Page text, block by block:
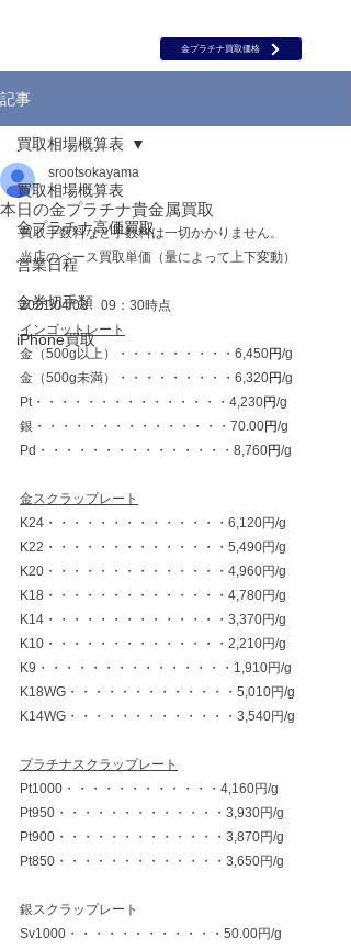
金プラチナ買取価格
記事
買取相場概算表
金プラチナ高価買取
営業日程
金券切手類
iPhone買取
買取相場概算表
本日の金プラチナ貴金属買取
srootsokayama
買取手数料など手数料は一切かかりません。
当店のベース買取単価（量によって上下変動）
2021/04/03　09：30時点
インゴットレート
金（500g以上）・・・・・・・・・6,450円/g
金（500g未満）・・・・・・・・・6,320円/g
Pt・・・・・・・・・・・・・・・4,230円/g
銀・・・・・・・・・・・・・・・70.00円/g
Pd・・・・・・・・・・・・・・・8,760円/g
金スクラップレート
K24・・・・・・・・・・・・・・6,120円/g
K22・・・・・・・・・・・・・・5,490円/g
K20・・・・・・・・・・・・・・4,960円/g
K18・・・・・・・・・・・・・・4,780円/g
K14・・・・・・・・・・・・・・3,370円/g
K10・・・・・・・・・・・・・・2,210円/g
K9・・・・・・・・・・・・・・・1,910円/g
K18WG・・・・・・・・・・・・・5,010円/g
K14WG・・・・・・・・・・・・・3,540円/g
プラチナスクラップレート
Pt1000・・・・・・・・・・・・4,160円/g
Pt950・・・・・・・・・・・・・3,930円/g
Pt900・・・・・・・・・・・・・3,870円/g
Pt850・・・・・・・・・・・・・3,650円/g
銀スクラップレート
Sv1000・・・・・・・・・・・・50.00円/g